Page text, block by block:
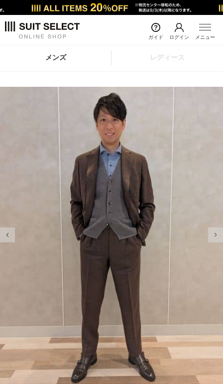
ガイド ログイン メニュー
メンズ レディース